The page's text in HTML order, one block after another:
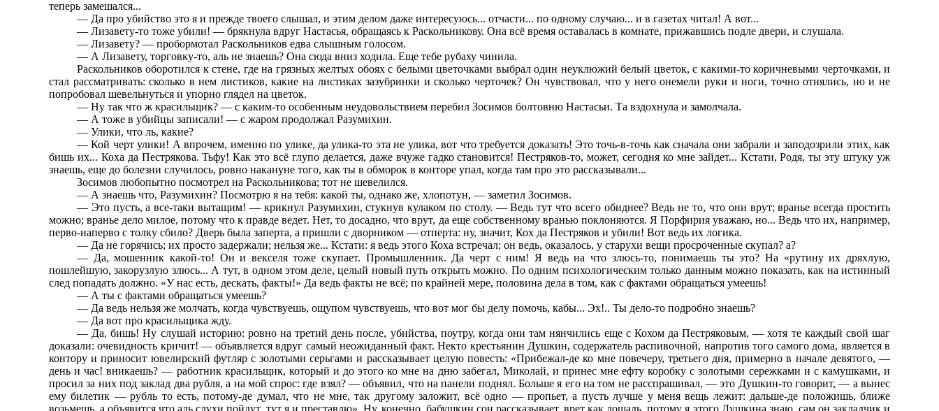
теперь замешался...
— Да про убийство это я и прежде твоего слышал, и этим делом даже интересуюсь... отчасти... по одному случаю... и в газетах читал! А вот...
— Лизавету-то тоже убили! — брякнула вдруг Настасья, обращаясь к Раскольникову. Она всё время оставалась в комнате, прижавшись подле двери, и слушала.
— Лизавету? — пробормотал Раскольников едва слышным голосом.
— А Лизавету, торговку-то, аль не знаешь? Она сюда вниз ходила. Еще тебе рубаху чинила.
Раскольников оборотился к стене, где на грязных желтых обоях с белыми цветочками выбрал один неуклюжий белый цветок, с какими-то коричневыми черточками, и
стал рассматривать: сколько в нем листиков, какие на листиках зазубринки и сколько черточек? Он чувствовал, что у него онемели руки и ноги, точно отнялись, но и не
попробовал шевельнуться и упорно глядел на цветок.
— Ну так что ж красильщик? — с каким-то особенным неудовольствием перебил Зосимов болтовню Настасьи. Та вздохнула и замолчала.
— А тоже в убийцы записали! — с жаром продолжал Разумихин.
— Улики, что ль, какие?
— Кой черт улики! А впрочем, именно по улике, да улика-то эта не улика, вот что требуется доказать! Это точь-в-точь как сначала они забрали и заподозрили этих, как
бишь их... Коха да Пестрякова. Тьфу! Как это всё глупо делается, даже вчуже гадко становится! Пестряков-то, может, сегодня ко мне зайдет... Кстати, Родя, ты эту штуку уж
знаешь, еще до болезни случилось, ровно накануне того, как ты в обморок в конторе упал, когда там про это рассказывали...
Зосимов любопытно посмотрел на Раскольникова; тот не шевелился.
— А знаешь что, Разумихин? Посмотрю я на тебя: какой ты, однако же, хлопотун, — заметил Зосимов.
— Это пусть, а все-таки вытащим! — крикнул Разумихин, стукнув кулаком по столу. — Ведь тут что всего обиднее? Ведь не то, что они врут; вранье всегда простить
можно; вранье дело милое, потому что к правде ведет. Нет, то досадно, что врут, да еще собственному вранью поклоняются. Я Порфирия уважаю, но... Ведь что их, например,
перво-наперво с толку сбило? Дверь была заперта, а пришли с дворником — отперта: ну, значит, Кох да Пестряков и убили! Вот ведь их логика.
— Да не горячись; их просто задержали; нельзя же... Кстати: я ведь этого Коха встречал; он ведь, оказалось, у старухи вещи просроченные скупал? а?
— Да, мошенник какой-то! Он и векселя тоже скупает. Промышленник. Да черт с ним! Я ведь на что злюсь-то, понимаешь ты это? На «рутину их дряхлую,
пошлейшую, закорузлую злюсь... А тут, в одном этом деле, целый новый путь открыть можно. По одним психологическим только данным можно показать, как на истинный
след попадать должно. «У нас есть, дескать, факты!» Да ведь факты не всё; по крайней мере, половина дела в том, как с фактами обращаться умеешь!
— А ты с фактами обращаться умеешь?
— Да ведь нельзя же молчать, когда чувствуешь, ощупом чувствуешь, что вот мог бы делу помочь, кабы... Эх!.. Ты дело-то подробно знаешь?
— Да вот про красильщика жду.
— Да, бишь! Ну слушай историю: ровно на третий день после, убийства, поутру, когда они там нянчились еще с Кохом да Пестряковым, — хотя те каждый свой шаг
доказали: очевидность кричит! — объявляется вдруг самый неожиданный факт. Некто крестьянин Душкин, содержатель распивочной, напротив того самого дома, является в
контору и приносит ювелирский футляр с золотыми серьгами и рассказывает целую повесть: «Прибежал-де ко мне повечеру, третьего дня, примерно в начале девятого, —
день и час! вникаешь? — работник красильщик, который и до этого ко мне на дню забегал, Миколай, и принес мне ефту коробку с золотыми сережками и с камушками, и
просил за них под заклад два рубля, а на мой спрос: где взял? — объявил, что на панели поднял. Больше я его на том не расспрашивал, — это Душкин-то говорит, — а вынес
ему билетик — рубль то есть, потому-де думал, что не мне, так другому заложит, всё одно — пропьет, а пусть лучше у меня вещь лежит: дальше-де положишь, ближе
возьмешь, а объявится что аль слухи пойдут, тут я и преставлю». Ну, конечно, бабушкин сон рассказывает, врет как лошадь, потому я этого Душкина знаю, сам он закладчик и